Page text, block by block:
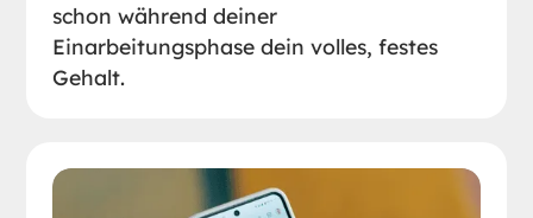
schon während deiner
Einarbeitungsphase dein volles, festes
Gehalt.